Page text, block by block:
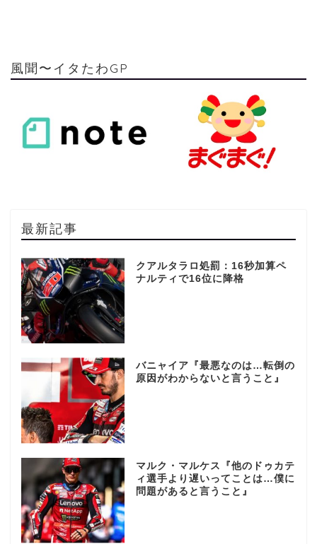
風聞〜イタたわGP
最新記事
クアルタラロ処罰：16秒加算ペ
ナルティで16位に降格
バニャイア『最悪なのは…転倒の
原因がわからないと言うこと』
マルク・マルケス『他のドゥカテ
ィ選手より遅いってことは…僕に
問題があると言うこと』